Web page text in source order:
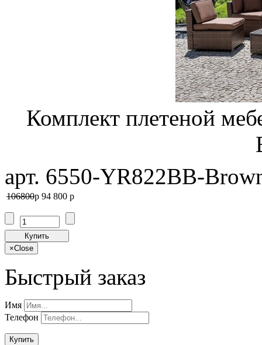
Комплект плетеной
арт. 6550-YR822BB-
106800p 94 800 p
Купить
×Close
Быстрый заказ
Имя
Телефон
Купить